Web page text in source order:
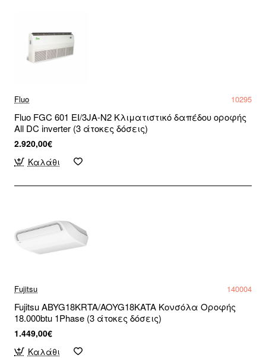
Fluo 10295
Fluo FGC 601 EI/3JA-N2 Κλιματιστικό δαπέδου οροφής
All DC inverter (3 άτοκες δόσεις)
2.920,00€
Καλάθι
Fujitsu 140004
Fujitsu ABYG18KRTA/AOYG18KATA Κονσόλα Οροφής
18.000btu 1Phase (3 άτοκες δόσεις)
1.449,00€
Καλάθι